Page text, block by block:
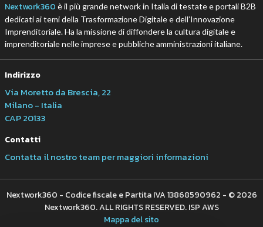
Nextwork360 è il più grande network in Italia di testate e portali B2B
dedicati ai temi della Trasformazione Digitale e dell’Innovazione
Imprenditoriale. Ha la missione di diffondere la cultura digitale e
imprenditoriale nelle imprese e pubbliche amministrazioni italiane.
Indirizzo
Via Moretto da Brescia, 22
Milano - Italia
CAP 20133
Contatti
Contatta il nostro team per maggiori informazioni
Nextwork360 - Codice fiscale e Partita IVA 13868590962 - © 2026
Nextwork360. ALL RIGHTS RESERVED. ISP AWS
Mappa del sito